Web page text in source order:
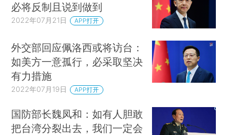
必将反制且说到做到
2022年07月21日 APP打开
外交部回应佩洛西或将访台：
如美方一意孤行，必采取坚决
有力措施
2022年07月19日 APP打开
国防部长魏凤和：如有人胆敢
把台湾分裂出去，我们一定会